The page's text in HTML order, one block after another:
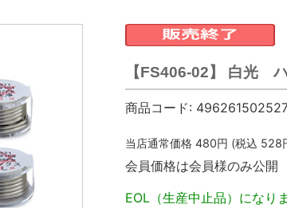
【FS406-02】 白光
商品コード:
当店通常価格 480円 (税込 528
会員価格は会員様のみ公開
EOL（生産中止品）になり